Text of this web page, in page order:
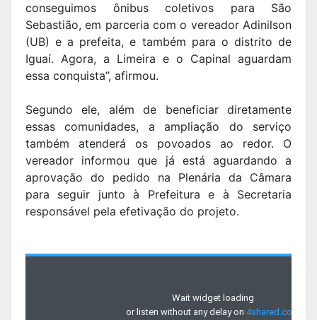
conseguimos ônibus coletivos para São
Sebastião, em parceria com o vereador Adinilson
(UB) e a prefeita, e também para o distrito de
Iguaí. Agora, a Limeira e o Capinal aguardam
essa conquista”, afirmou.
Segundo ele, além de beneficiar diretamente
essas comunidades, a ampliação do serviço
também atenderá os povoados ao redor. O
vereador informou que já está aguardando a
aprovação do pedido na Plenária da Câmara
para seguir junto à Prefeitura e à Secretaria
responsável pela efetivação do projeto.